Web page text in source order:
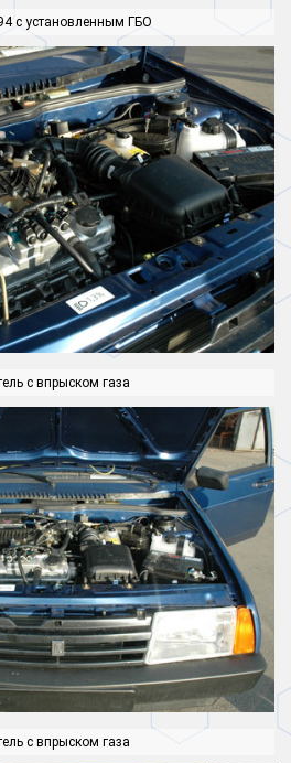
с установленным ГБО
с впрыском газа
с впрыском газа